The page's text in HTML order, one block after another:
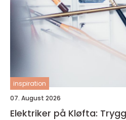
inspiration
07. August 2026
Elektriker på Kløfta: